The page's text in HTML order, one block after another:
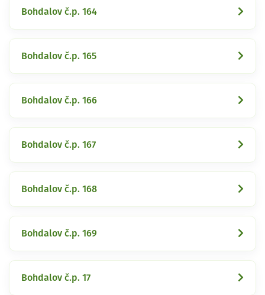
Bohdalov č.p. 164
Bohdalov č.p. 165
Bohdalov č.p. 166
Bohdalov č.p. 167
Bohdalov č.p. 168
Bohdalov č.p. 169
Bohdalov č.p. 17